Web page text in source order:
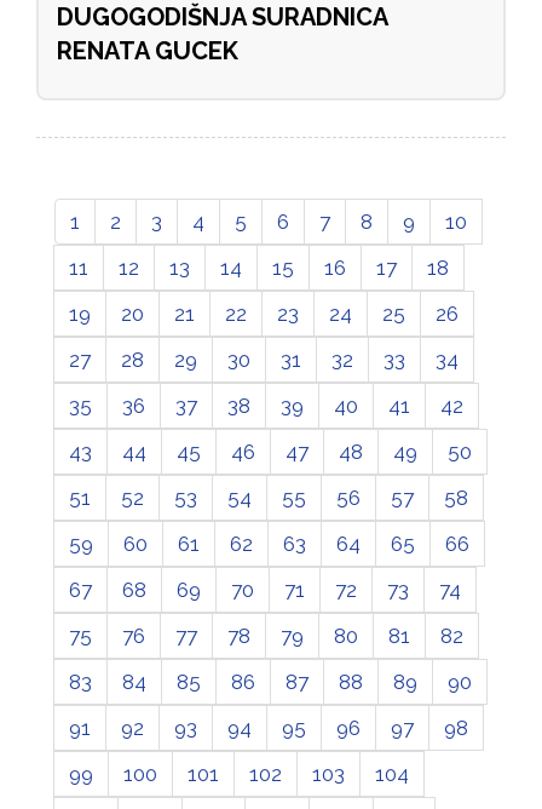
DUGOGODIŠNJA SURADNICA
RENATA GUCEK
1 2 3 4 5 6 7 8 9
10
11
12 13 14 15 16 17
18
19
20 21 22 23 24 25
26
27
28 29 30 31 32 33
34
35
36 37 38 39 40 41
42
43
44 45 46 47 48 49
50
51
52 53 54 55 56 57
58
59
60 61 62 63 64 65
66
67
68 69 70 71 72 73
74
75
76 77 78 79 80 81
82
83
84 85 86 87 88 89
90
91
92 93 94 95 96 97
98
99
100 101 102 103
104